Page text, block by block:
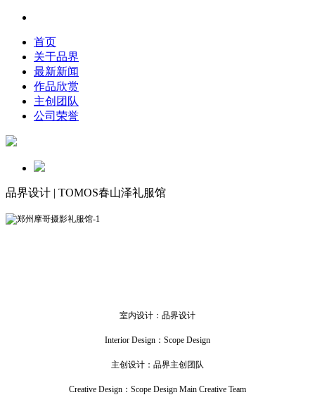
首页
关于品界
最新新闻
作品欣赏
主创团队
公司荣誉
品界设计 | TOMOS春山泽礼服馆
室内设计：品界设计
Interior Design：Scope Design
主创设计：品界主创团队
Creative Design：Scope Design Main Creative Team